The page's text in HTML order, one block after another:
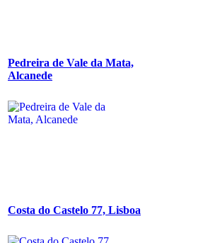
Pedreira de Vale da Mata,
Alcanede
Costa do Castelo 77, Lisboa